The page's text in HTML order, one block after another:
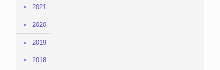
2021
2020
2019
2018